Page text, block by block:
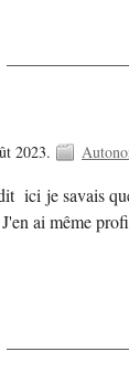
2023.
ici je savais
ai même